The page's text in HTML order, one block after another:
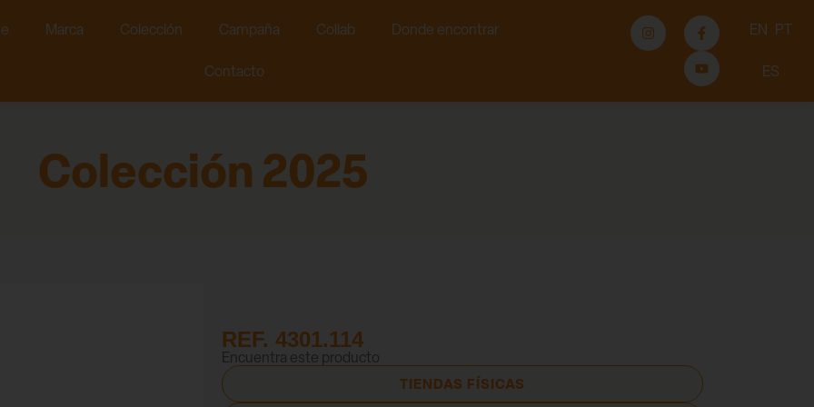
Marca Colección Campaña Collab Donde encontrar
Contacto
EN PT
ES
Colección 2025
REF. 4301.114
Encuentra este producto
TIENDAS FÍSICAS